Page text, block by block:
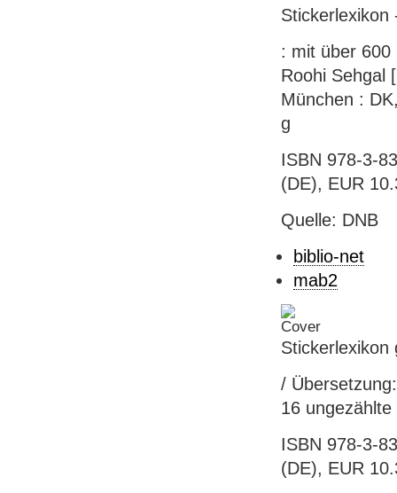
Stickerlexikon
: mit über 600
Roohi Sehgal
München :
g
ISBN 978-3-
(DE), EUR
Quelle: DNB
biblio-net
mab2
Stickerlexikon
/
16
ISBN 978-3-
(DE), EUR